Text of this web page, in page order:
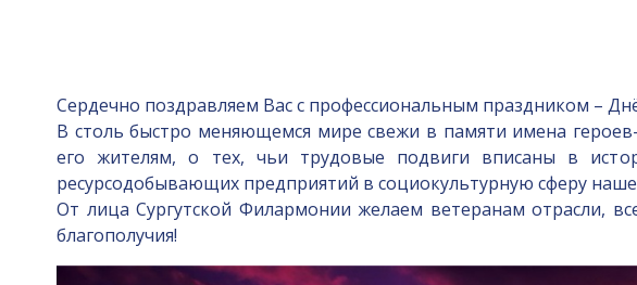
Сердечно поздравляем Вас с профессиональным праздником –
В столь быстро меняющемся мире свежи в памяти имена
его жителям, о тех, чьи трудовые подвиги вписаны в
ресурсодобывающих предприятий в социокультурную сферу
От лица Сургутской Филармонии желаем ветеранам отрасли,
благополучия!